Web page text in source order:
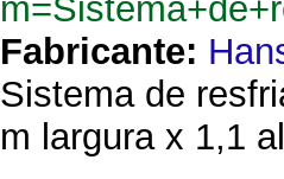
Fabricante:
Sistema de
m largura x 1,1